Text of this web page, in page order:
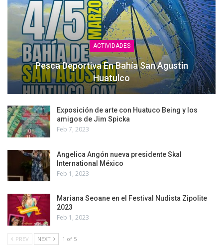
ACTIVIDADES
Pesca Deportiva En Bahía San Agustín
Huatulco
Exposición de arte con Huatuco Being y los
amigos de Jim Spicka
Feb 7, 2023
Angelica Angón nueva presidente Skal
International México
Feb 1, 2023
Mariana Seoane en el Festival Nudista Zipolite
2023
Feb 1, 2023
PREV NEXT 1 of 5